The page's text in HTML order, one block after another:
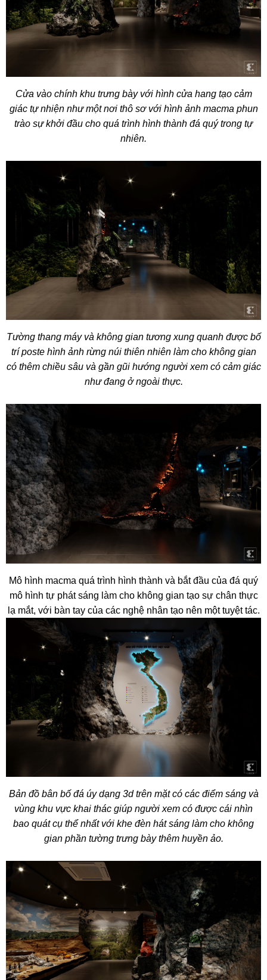
Cửa vào chính khu trưng bày với hình cửa hang tạo cảm
giác tự nhiện như một nơi thô sơ với hình ảnh macma phun
trào sự khởi đầu cho quá trình hình thành đá quý trong tự
nhiên.
Tường thang máy và không gian tương xung quanh được bố
trí poste hình ảnh rừng núi thiên nhiên làm cho không gian
có thêm chiều sâu và gần gũi hướng người xem có cảm giác
như đang ở ngoài thực.
Mô hình macma quá trình hình thành và bắt đầu của đá quý
mô hình tự phát sáng làm cho không gian tạo sự chân thực
lạ mắt, với bàn tay của các nghệ nhân tạo nên một tuyệt tác.
Bản đồ bân bố đá úy dạng 3d trên mặt có các điểm sáng và
vùng khu vực khai thác giúp người xem có được cái nhìn
bao quát cụ thể nhất với khe đèn hát sáng làm cho không
gian phần tường trưng bày thêm huyền ảo.